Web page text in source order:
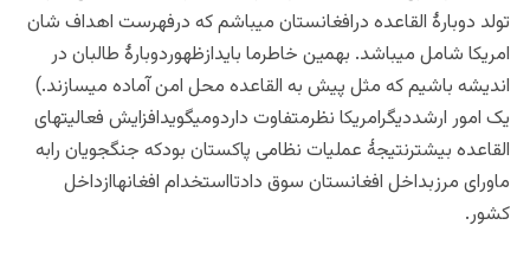
تولد دوبارۀ القاعده درافغانستان میباشم که درفهرست اهداف شان
امریکا شامل میباشد. بهمین خاطرما بایدازظهوردوبارۀ طالبان در
اندیشه باشیم که مثل پیش به القاعده محل امن آماده میسازند.)
یک امور ارشددیگرامریکا نظرمتفاوت داردومیگویدافزایش فعالیتهای
القاعده بیشترنتیجۀ عملیات نظامی پاکستان بودکه جنگجویان رابه
ماورای مرزبداخل افغانستان سوق دادتااستخدام افغانهاازداخل
کشور.